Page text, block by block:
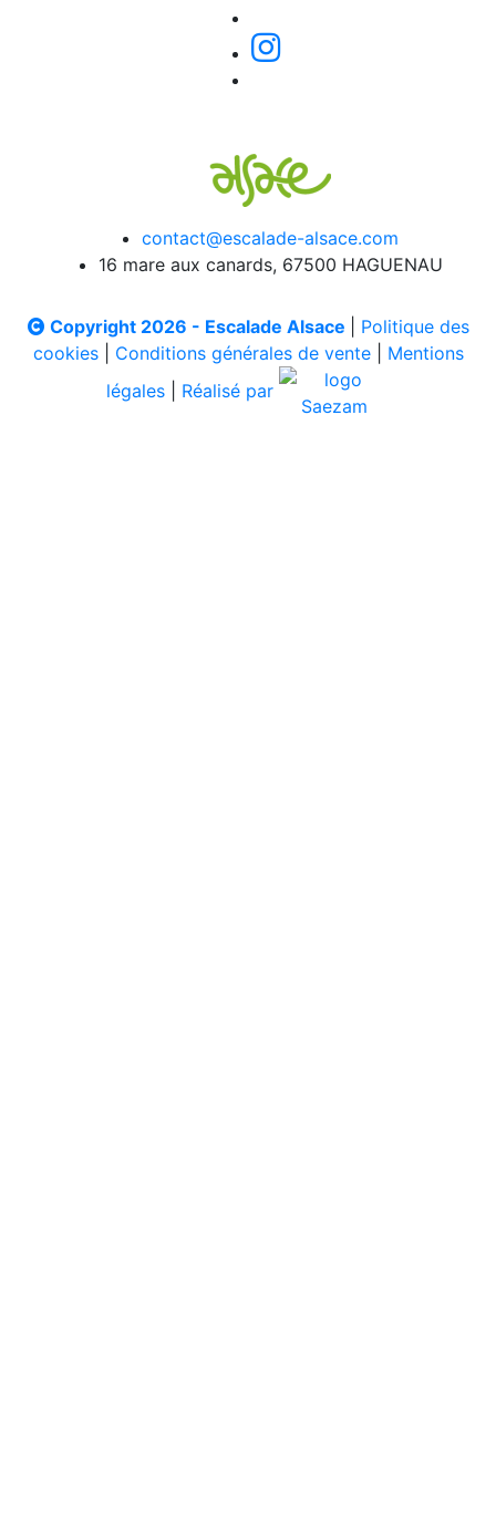
contact@escalade-alsace.com
16 mare aux canards, 67500 HAGUENAU
Copyright 2026 - Escalade Alsace
Politique des
cookies| Conditions générales de vente| Mentions
légales
Réalisé par